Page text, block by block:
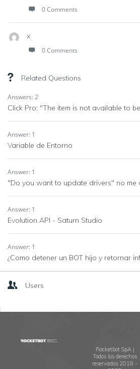
0 Comments
x
0 Comments
Related Questions
Answers: 2
Click Pro: "The item is not available to
Answer: 1
Variable de Entorno
Answer: 1
"Do you want to update drivers" no me
Answer: 1
Evolution API - Saturn Studio
Answer: 1
¿Como detener un BOT hijo y retornar
Users
Footer
Rocketbot SpA |
Todos los derechos
reservados 2018 -